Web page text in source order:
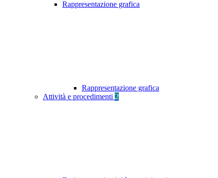
Rappresentazione grafica
Rappresentazione grafica
Attività e procedimenti 2